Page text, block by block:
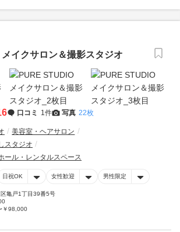
イクサロン＆撮影スタジオ
口コミ 1件 写真 22枚
美容室・ヘアサロン
スタジオ
ール・レンタルスペース
日祝OK 女性歓迎 男性限定
区亀戸1丁目39番5号
￥98,000